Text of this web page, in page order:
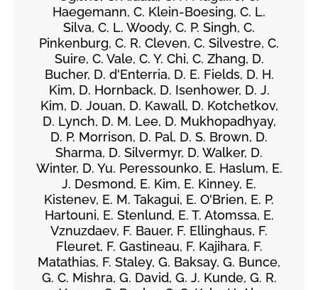
Haegemann, C. Klein-Boesing, C. L.
Silva, C. L. Woody, C. P. Singh, C.
Pinkenburg, C. R. Cleven, C. Silvestre, C.
Suire, C. Vale, C. Y. Chi, C. Zhang, D.
Bucher, D. d'Enterria, D. E. Fields, D. H.
Kim, D. Hornback, D. Isenhower, D. J.
Kim, D. Jouan, D. Kawall, D. Kotchetkov,
D. Lynch, D. M. Lee, D. Mukhopadhyay,
D. P. Morrison, D. Pal, D. S. Brown, D.
Sharma, D. Silvermyr, D. Walker, D.
Winter, D. Yu. Peressounko, E. Haslum, E.
J. Desmond, E. Kim, E. Kinney, E.
Kistenev, E. M. Takagui, E. O'Brien, E. P.
Hartouni, E. Stenlund, E. T. Atomssa, E.
Vznuzdaev, F. Bauer, F. Ellinghaus, F.
Fleuret, F. Gastineau, F. Kajihara, F.
Matathias, F. Staley, G. Baksay, G. Bunce,
G. C. Mishra, G. David, G. J. Kunde, G. R.